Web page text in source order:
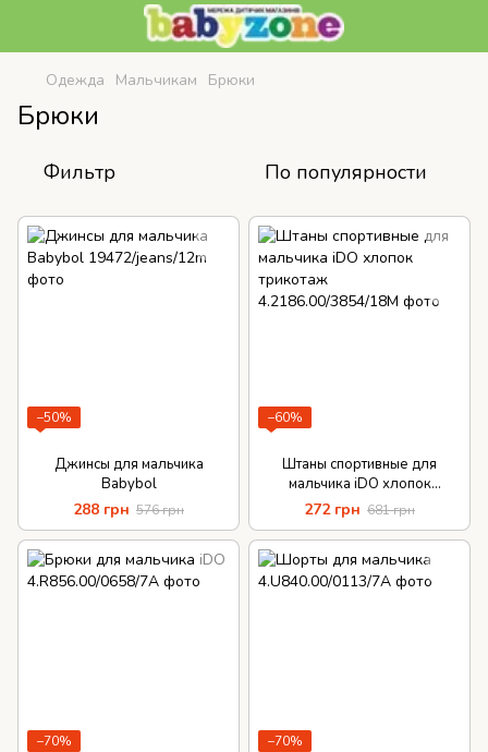
Одежда Мальчикам Брюки
Брюки
Фильтр По популярности
−50%
Джинсы для мальчика
Babybol
288 грн 576 грн
−60%
Штаны спортивные для
мальчика iDO хлопок
трикотаж
272 грн 681 грн
−70% −70%